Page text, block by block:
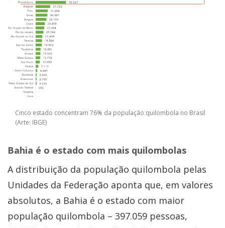
Cinco estado concentram 76% da população quilombola no Brasil
(Arte: IBGE)
Bahia é o estado com mais quilombolas
A distribuição da população quilombola pelas
Unidades da Federação aponta que, em valores
absolutos, a Bahia é o estado com maior
população quilombola – 397.059 pessoas,